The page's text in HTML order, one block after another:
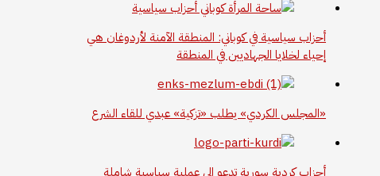
أحزاب سياسية في كوباني: المنطقة الآمنة لأردوغان هي
إحياء لخلايا الجهاديين في المنطقة
«المجلس الكردي» يطلب «تزكية» عبدي للقاء الشرع
أحزاب كردية سورية تدعو إلى عملية سياسية شاملة